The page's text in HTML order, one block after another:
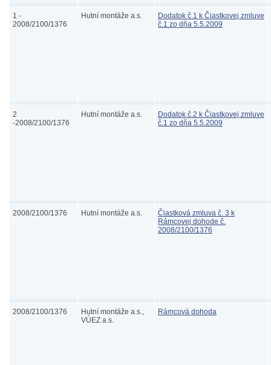
1 -
2008/2100/1376
Hutní montáže a.s.
Dodatok č.1 k Čiastkovej zmluve
č.1 zo dňa 5.5.2009
2
-2008/2100/1376
Hutní montáže a.s.
Dodatok č.2 k Čiastkovej zmluve
č.1 zo dňa 5.5.2009
2008/2100/1376 Hutní montáže a.s.
Čiastková zmluva č. 3 k
Rámcovej dohode č.
2008/2100/1376
2008/2100/1376
Hutní montáže a.s.,
VÚEZ a.s.
Rámcová dohoda